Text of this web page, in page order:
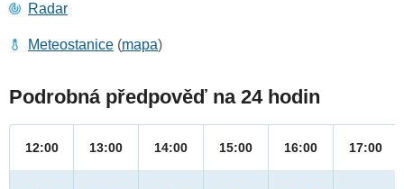
Radar
Meteostanice (mapa)
Podrobná předpověď na 24 hodin
12:00 13:00 14:00 15:00 16:00 17:00